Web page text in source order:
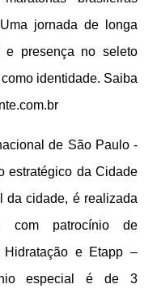
jornada de longa
e presença no seleto
identidade. Saiba
de São Paulo -
estratégico da Cidade
da cidade, é realizada
com patrocínio de
e Etapp –
especial é de 3